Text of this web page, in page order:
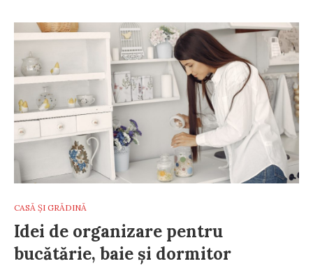
CASĂ ȘI GRĂDINĂ
Idei de organizare pentru
bucătărie, baie și dormitor